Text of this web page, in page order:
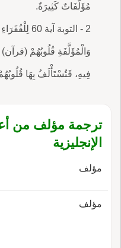
مُؤَلَّفَاتٌ كَثِيرَةٌ.
2 - التوبة
وَالْمُؤَلَّفَةِ قُلُوبُهُمْ
فِيهِ، فَتُسْتَأْلَفُ بِهَا
ترجمة مؤلف من
الإنجليزية
مؤلف
مؤلف